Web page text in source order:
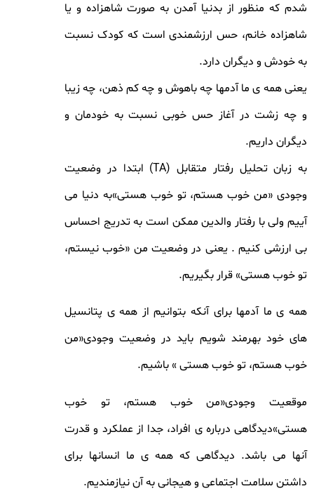
شدم که منظور از بدنیا آمدن به صورت شاهزاده و یا
شاهزاده خانم، حس ارزشمندی است که کودک نسبت
به خودش و دیگران دارد.
یعنی همه ی ما آدمها چه باهوش و چه کم ذهن، چه زیبا
و چه زشت در آغاز حس خوبی نسبت به خودمان و
دیگران داریم.
به زبان تحلیل رفتار متقابل (TA) ابتدا در وضعیت
وجودی «من خوب هستم، تو خوب هستی»به دنیا می
آییم ولی با رفتار والدین ممکن است به تدریج احساس
بی ارزشی کنیم . یعنی در وضعیت من «خوب نیستم،
تو خوب هستی» قرار بگیریم.
همه ی ما آدمها برای آنکه بتوانیم از همه ی پتانسیل
های خود بهرمند شویم باید در وضعیت وجودی«من
خوب هستم، تو خوب هستی » باشیم.
موقعیت وجودی«من خوب هستم، تو خوب
هستی»دیدگاهی درباره ی افراد، جدا از عملکرد و قدرت
آنها می باشد. دیدگاهی که همه ی ما انسانها برای
داشتن سلامت اجتماعی و هیجانی به آن نیازمندیم.